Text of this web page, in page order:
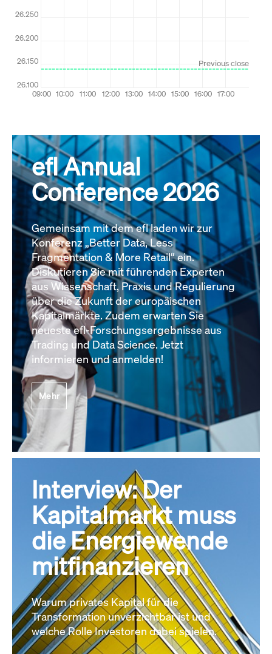
efl Annual
Conference 2026
Gemeinsam mit dem efl laden wir zur
Konferenz „Better Data, Less
Fragmentation & More Retail“ ein.
Diskutieren Sie mit führenden Experten
aus Wissenschaft, Praxis und Regulierung
über die Zukunft der europäischen
Kapitalmärkte. Zudem erwarten Sie
neueste efl-Forschungsergebnisse aus
Trading und Data Science. Jetzt
informieren und anmelden!
Mehr
Interview: Der
Kapitalmarkt muss
die Energiewende
mitfinanzieren
Warum privates Kapital für die
Transformation unverzichtbar ist und
welche Rolle Investoren dabei spielen.